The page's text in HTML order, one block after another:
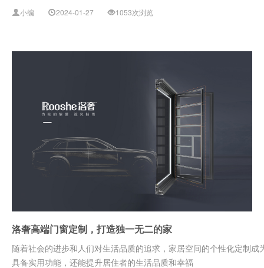
小编 2024-01-27 1053次浏览
洛奢高端门窗定制，打造独一无二的家
随着社会的进步和人们对生活品质的追求，家居空间的个性化定制
具备实用功能，还能提升居住者的生活品质和幸福